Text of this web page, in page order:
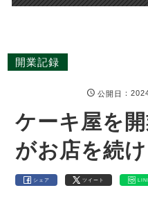
開業記録
公開日 ：
ケーキ屋を
がお店を続
シェア ツイート